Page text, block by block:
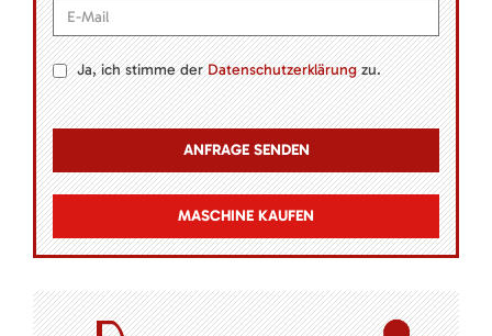
Ja, ich stimme derDatenschutzerklärungzu.
MASCHINE KAUFEN